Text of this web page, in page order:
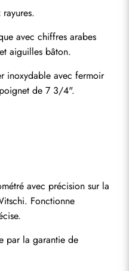
avec chiffres arabes
aiguilles bâton.
inoxydable avec fermoir
de 7 3/4".
avec précision sur la
Fonctionne